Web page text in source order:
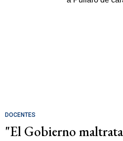
DOCENTES
"El Gobierno